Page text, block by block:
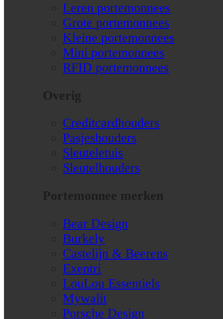
Leren portemonnees
Grote portemonnees
Kleine portemonnees
Mini portemonnees
RFID portemonnees
Overig
Creditcardhouders
Pasjeshouders
Sleuteletuis
Sleutelhouders
Portemonnee merken
Bear Design
Burkely
Castelijn & Beerens
Exentri
LouLou Essentiels
Mywalit
Porsche Design